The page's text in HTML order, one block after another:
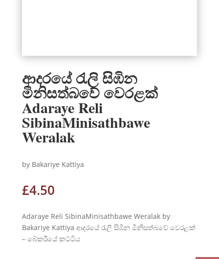
ආදරයේ රැලි සිඹින
මිනිසත්බවේ වෙරළක්
Adaraye Reli
SibinaMinisathbawe
Weralak
by Bakariye Kattiya
£4.50
Adaraye Reli SibinaMinisathbawe Weralak by
Bakariye Kattiya ආදරයේ රැලි සිඹින මිනිසත්බවේ වෙරළක්
– බේකරියේ කට්ටිය